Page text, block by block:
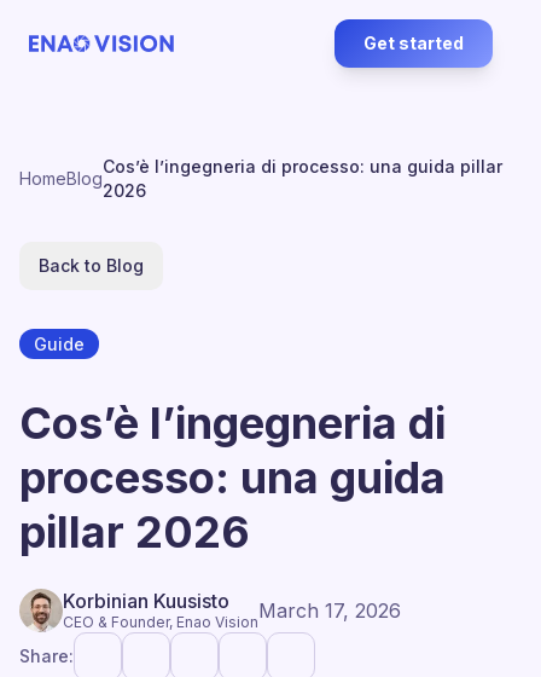
Get started
HomeBlog
Cos’è l’ingegneria di processo: una guida pillar
2026
Back to Blog
Guide
Cos’è l’ingegneria di
processo: una guida
pillar 2026
Korbinian Kuusisto
CEO & Founder, Enao VisionMarch 17, 2026
Share: